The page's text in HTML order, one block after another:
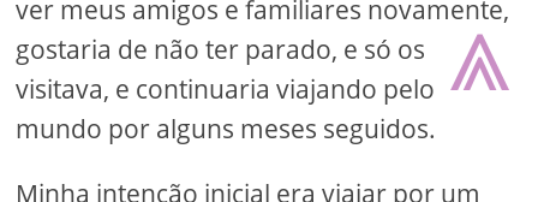
ver meus amigos e familiares novamente,
gostaria de não ter parado, e só os
visitava, e continuaria viajando pelo
mundo por alguns meses seguidos.
Minha intenção inicial era viajar por um
⩓